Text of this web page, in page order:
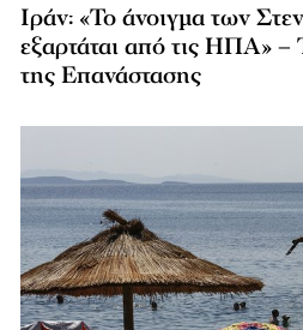
Ιράν: «Το άνοιγμα των
εξαρτάται από τις ΗΠΑ» –
της Επανάστασης